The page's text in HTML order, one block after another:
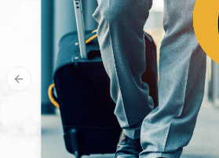
Previous slide